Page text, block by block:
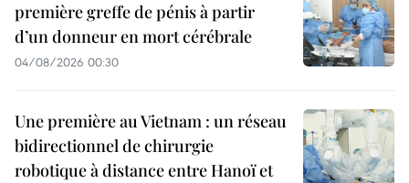
première greffe de pénis à partir
d’un donneur en mort cérébrale
04/08/2026 00:30
Une première au Vietnam : un réseau
bidirectionnel de chirurgie
robotique à distance entre Hanoï et